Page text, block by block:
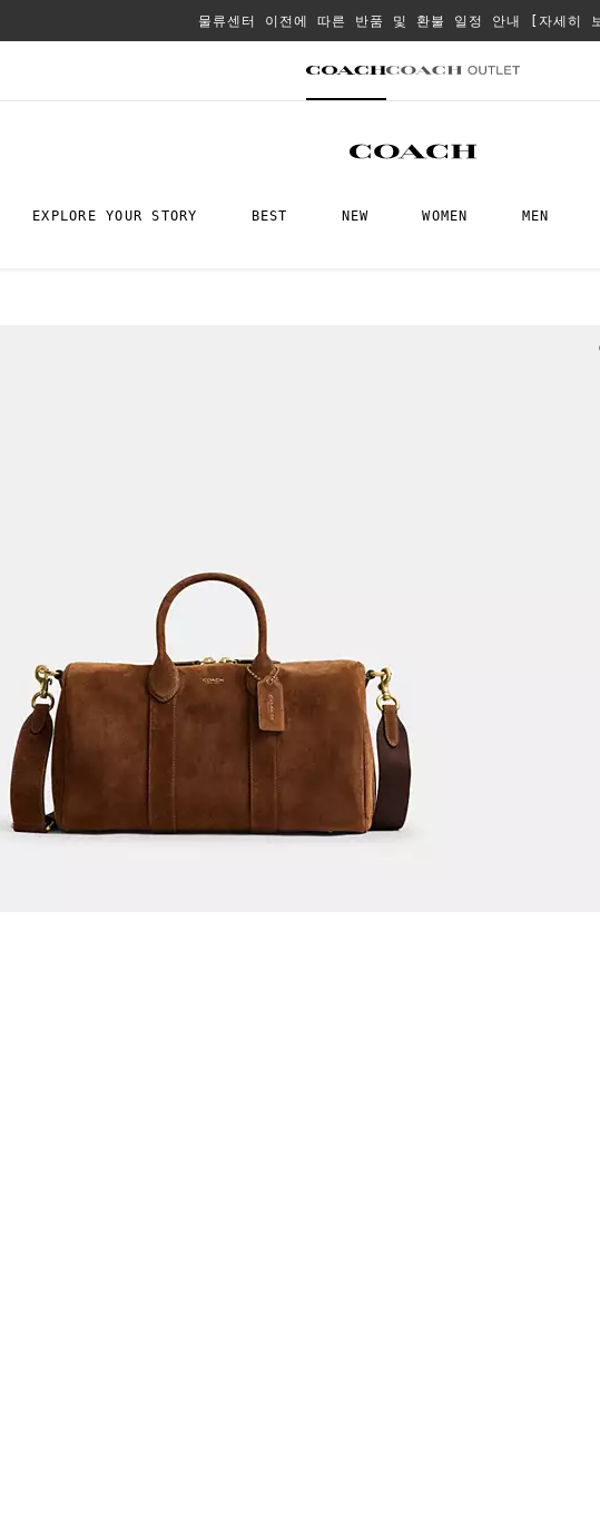
물류센터 이전에 따른 반품 및 환불 일정 안내 [자세히
EXPLORE YOUR STORY BEST NEW WOMEN MEN